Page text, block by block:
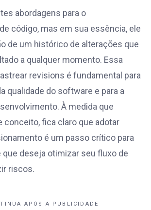
abordagens para o
código, mas em sua essência, ele
de um histórico de alterações que
a qualquer momento. Essa
revisions é fundamental para
qualidade do software e para a
À medida que
fica claro que adotar
é um passo crítico para
que deseja otimizar seu fluxo de
riscos.
APÓS A PUBLICIDADE